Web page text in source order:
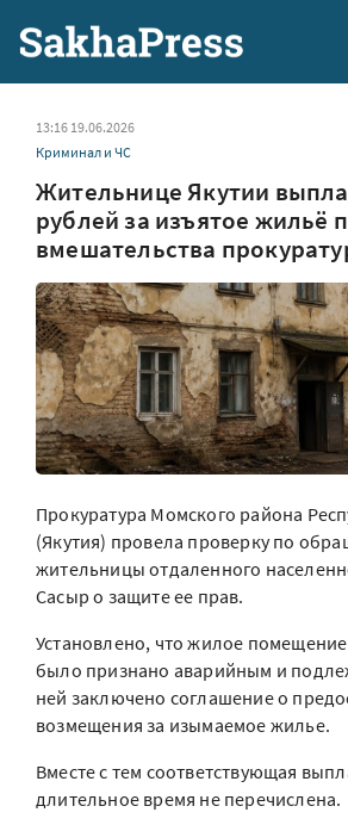
13:16 19.06.2026
Криминал и ЧС
Жительнице Якутии
рублей за изъятое жильё
вмешательства
Прокуратура Момского района
(Якутия) провела проверку по
жительницы отдаленного
Сасыр о защите ее прав.
Установлено, что жилое
было признано аварийным и
ней заключено соглашение о
возмещения за изымаемое жилье.
Вместе с тем соответствующая
длительное время не перечислена.